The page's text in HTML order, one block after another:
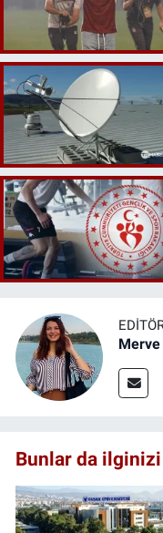
Bunlar da